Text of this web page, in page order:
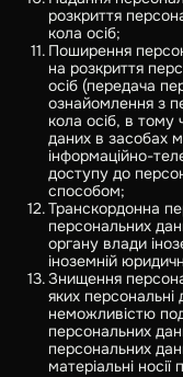
розкриття
кола осіб;
Поширення
на розкриття
осіб (передача
ознайомлення з
кола осіб, в тому
даних в засобах
інформаційно-
доступу до
способом;
Транскордонна
персональних
органу влади
іноземній
Знищення
яких
неможливістю
персональних
персональних
матеріальні